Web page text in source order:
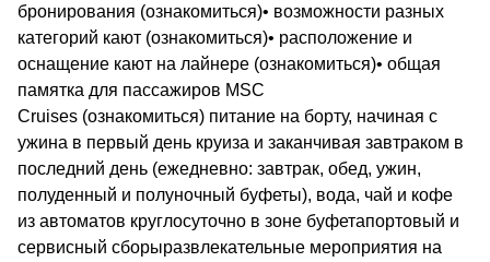
бронирования (ознакомиться)• возможности разных
категорий кают (ознакомиться)• расположение и
оснащение кают на лайнере (ознакомиться)• общая
памятка для пассажиров MSC
Cruises (ознакомиться) питание на борту, начиная с
ужина в первый день круиза и заканчивая завтраком в
последний день (ежедневно: завтрак, обед, ужин,
полуденный и полуночный буфеты), вода, чай и кофе
из автоматов круглосуточно в зоне буфетапортовый и
сервисный сборыразвлекательные мероприятия на